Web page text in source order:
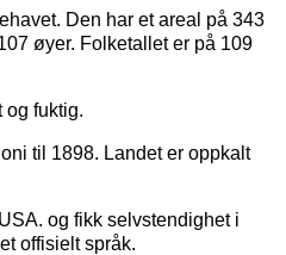
Den har et areal på 343
øyer. Folketallet er på 109
og fuktig.
til 1898. Landet er oppkalt
og fikk selvstendighet i
offisielt språk.